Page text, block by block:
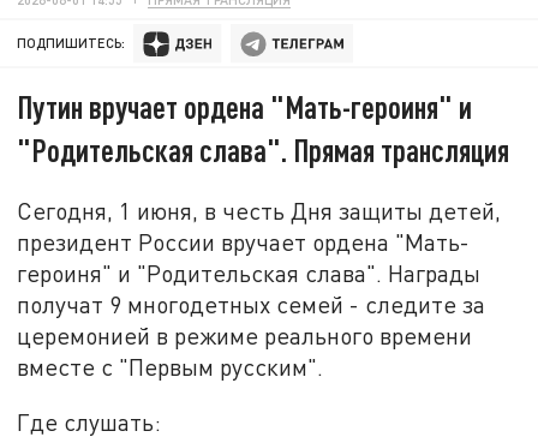
ПОДПИШИТЕСЬ:
Путин вручает ордена "Мать-героиня" и
"Родительская слава". Прямая трансляция
Сегодня, 1 июня, в честь Дня защиты детей,
президент России вручает ордена "Мать-
героиня" и "Родительская слава". Награды
получат 9 многодетных семей - следите за
церемонией в режиме реального времени
вместе с "Первым русским".
Где слушать: